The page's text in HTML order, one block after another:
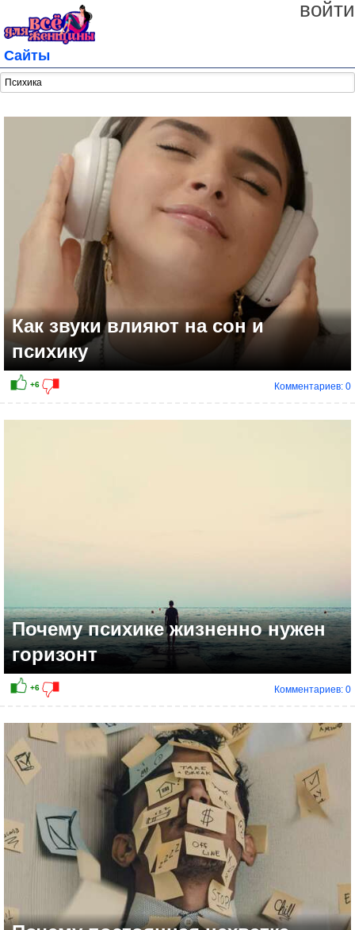
войти
Сайты
Как звуки влияют на сон и
психику
Комментариев: 0
Почему психике жизненно нужен
горизонт
Комментариев: 0